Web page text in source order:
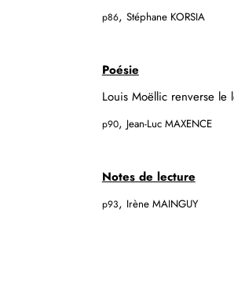
p86, Stéphane KORSIA
Poésie
Louis Moëllic renverse le
p90,Jean-Luc MAXENCE
Notes de lecture
p93, Irène MAINGUY